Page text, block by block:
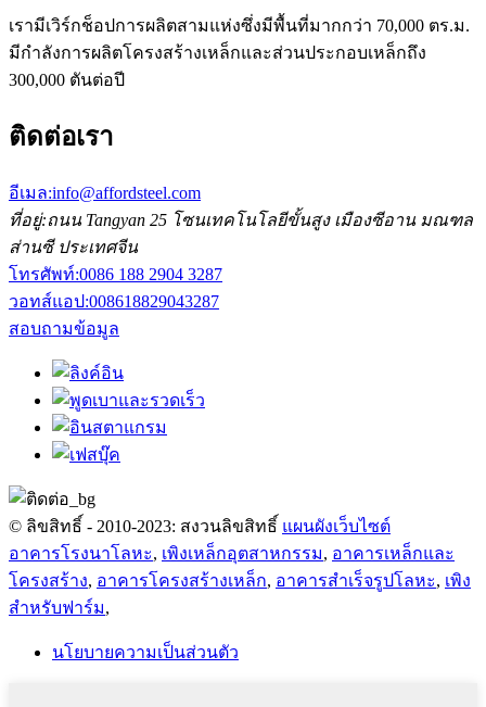
เรามีเวิร์กช็อปการผลิตสามแห่งซึ่งมีพื้นที่มากกว่า 70,000 ตร.ม.
มีกำลังการผลิตโครงสร้างเหล็กและส่วนประกอบเหล็กถึง
300,000 ตันต่อปี
ติดต่อเรา
อีเมล:info@affordsteel.com
ที่อยู่:ถนน Tangyan 25 โซนเทคโนโลยีขั้นสูง เมืองซีอาน มณฑล
ส่านซี ประเทศจีน
โทรศัพท์:0086 188 2904 3287
วอทส์แอป:008618829043287
สอบถามข้อมูล
© ลิขสิทธิ์ - 2010-2023: สงวนลิขสิทธิ์ แผนผังเว็บไซต์
อาคารโรงนาโลหะ, เพิงเหล็กอุตสาหกรรม, อาคารเหล็กและ
โครงสร้าง, อาคารโครงสร้างเหล็ก, อาคารสำเร็จรูปโลหะ, เพิง
สำหรับฟาร์ม,
นโยบายความเป็นส่วนตัว